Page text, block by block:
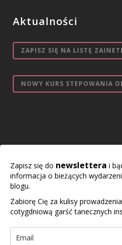
Aktualności
ZAPISZ SIĘ NA LISTĘ
NOWY KURS STEPOWANIA
Zapisz się do newslettera i
informacja o bieżących
blogu.
Zabiorę Cię za kulisy
cotygdniową garść tanecznych